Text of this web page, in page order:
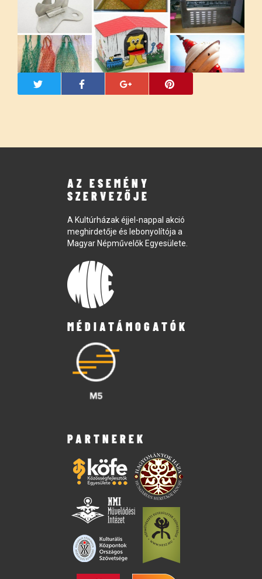
AZ ESEMÉNY
SZERVEZŐJE
A Kultúrházak éjjel-nappal akció
meghirdetője és lebonyolítója a
Magyar Népművelők Egyesülete.
MÉDIATÁMOGATÓK
PARTNEREK